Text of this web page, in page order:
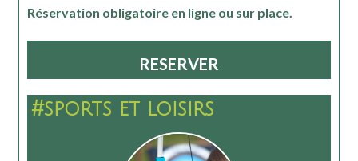
#sports et loisirs
Réservation obligatoire en ligne ou sur place.
RESERVER